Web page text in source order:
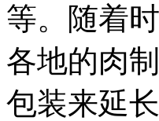
等。随着
各地的肉
包装来延